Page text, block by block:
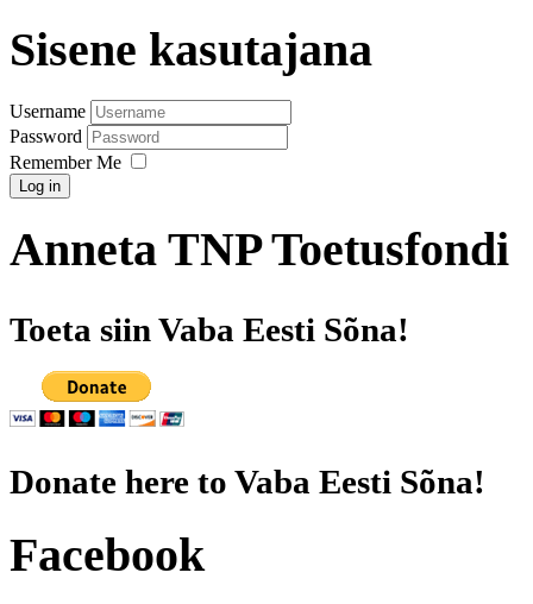
Sisene kasutajana
Username
Password
Remember Me
Log in
Anneta TNP Toetusfondi
Toeta siin Vaba Eesti Sõna!
Donate here to Vaba Eesti Sõna!
Facebook